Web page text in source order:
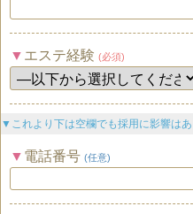
エステ経験 (必須)
▼これより下は空欄でも採用に影響はあ
電話番号 (任意)